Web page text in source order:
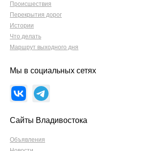
Происшествия
Перекрытия дорог
Истории
Что делать
Маршрут выходного дня
Мы в социальных сетях
Сайты Владивостока
Объявления